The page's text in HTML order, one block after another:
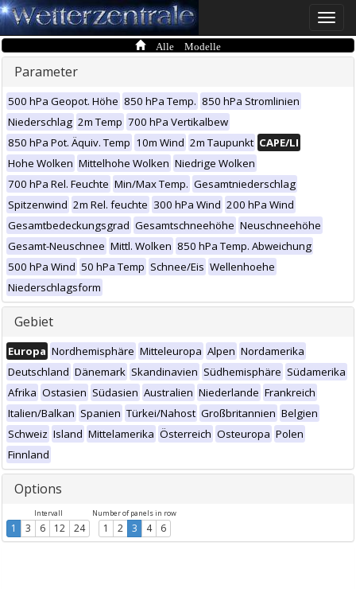
Toggle
Alle Modelle
Parameter
500 hPa Geopot. Höhe 850 hPa Temp. 850 hPa Stromlinien
Niederschlag 2m Temp 700 hPa Vertikalbew
850 hPa Pot. Äquiv. Temp 10m Wind 2m Taupunkt CAPE/LI
Hohe Wolken Mittelhohe Wolken Niedrige Wolken
700 hPa Rel. Feuchte Min/Max Temp. Gesamtniederschlag
Spitzenwind 2m Rel. feuchte 300 hPa Wind 200 hPa Wind
Gesamtbedeckungsgrad Gesamtschneehöhe Neuschneehöhe
Gesamt-Neuschnee Mittl. Wolken 850 hPa Temp. Abweichung
500 hPa Wind 50 hPa Temp Schnee/Eis Wellenhoehe
Niederschlagsform
Gebiet
Europa Nordhemisphäre Mitteleuropa Alpen Nordamerika
Deutschland Dänemark Skandinavien Südhemisphäre Südamerika
Afrika Ostasien Südasien Australien Niederlande Frankreich
Italien/Balkan Spanien Türkei/Nahost Großbritannien Belgien
Schweiz Island Mittelamerika Österreich Osteuropa Polen
Finnland
Options
Intervall
1 3 6 12 24
Number of panels in row
1 2 3 4 6